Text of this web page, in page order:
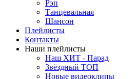
Рэп
Танцевальная
Шансон
Плейлисты
Контакты
Наши плейлисты
Наш ХИТ - Парад
Звёздный ТОП
Новые видеоклипы